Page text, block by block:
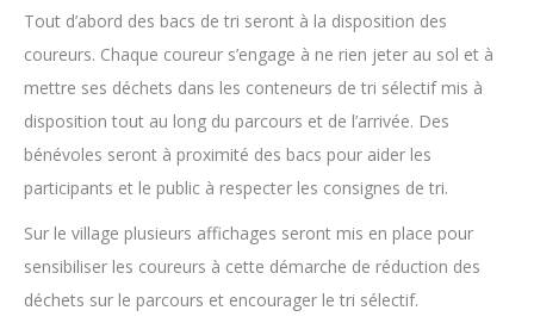
Tout d’abord des bacs de tri seront à la disposition des
coureurs. Chaque coureur s’engage à ne rien jeter au sol et à
mettre ses déchets dans les conteneurs de tri sélectif mis à
disposition tout au long du parcours et de l’arrivée. Des
bénévoles seront à proximité des bacs pour aider les
participants et le public à respecter les consignes de tri.
Sur le village plusieurs affichages seront mis en place pour
sensibiliser les coureurs à cette démarche de réduction des
déchets sur le parcours et encourager le tri sélectif.